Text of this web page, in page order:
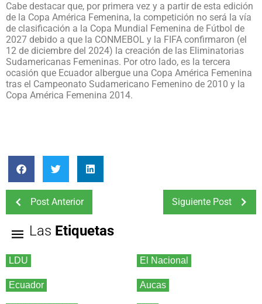
Cabe destacar que, por primera vez y a partir de esta edición
de la Copa América Femenina, la competición no será la vía
de clasificación a la Copa Mundial Femenina de Fútbol de
2027 debido a que la CONMEBOL y la FIFA confirmaron (el
12 de diciembre del 2024) la creación de las Eliminatorias
Sudamericanas Femeninas. Por otro lado, es la tercera
ocasión que Ecuador albergue una Copa América Femenina
tras el Campeonato Sudamericano Femenino de 2010 y la
Copa América Femenina 2014.
Post Anterior Siguiente Post
Las Etiquetas
LDU El Nacional
Ecuador Aucas